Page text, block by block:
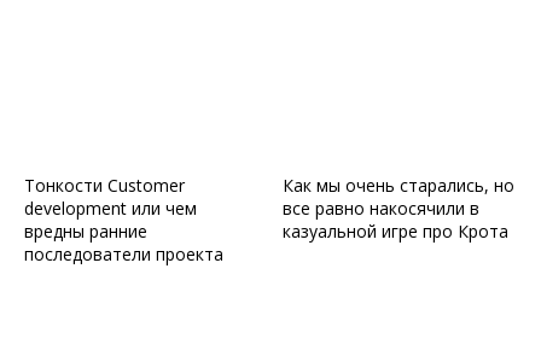
Тонкости Customer
development или чем
вредны ранние
последователи проекта
Как мы очень старались, но
все равно накосячили в
казуальной игре про Крота